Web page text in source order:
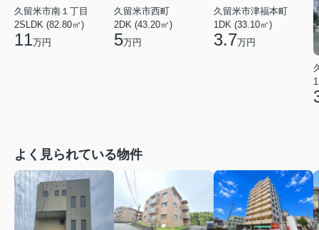
久留米市南１丁目
2SLDK (82.80㎡)
11万円
久留米市西町
2DK (43.20㎡)
5万円
久留米市津福本町
1DK (33.10㎡)
3.7万円
よく見られている物件